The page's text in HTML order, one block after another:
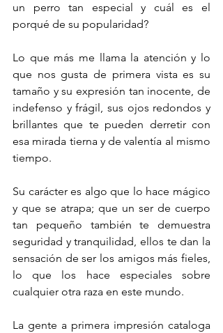
un perro tan especial y cuál es el
porqué de su popularidad?
Lo que más me llama la atención y lo
que nos gusta de primera vista es su
tamaño y su expresión tan inocente, de
indefenso y frágil, sus ojos redondos y
brillantes que te pueden derretir con
esa mirada tierna y de valentía al mismo
tiempo.
Su carácter es algo que lo hace mágico
y que se atrapa; que un ser de cuerpo
tan pequeño también te demuestra
seguridad y tranquilidad, ellos te dan la
sensación de ser los amigos más fieles,
lo que los hace especiales sobre
cualquier otra raza en este mundo.
La gente a primera impresión cataloga